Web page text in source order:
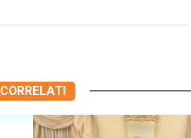
CORRELATI